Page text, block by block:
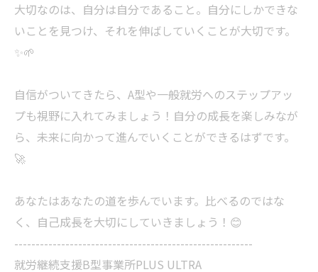
大切なのは、自分は自分であること。自分にしかできな
いことを見つけ、それを伸ばしていくことが大切です。
✨🌱
自信がついてきたら、A型や一般就労へのステップアッ
プも視野に入れてみましょう！自分の成長を楽しみなが
ら、未来に向かって進んでいくことができるはずです。
🚀
あなたはあなたの道を歩んでいます。比べるのではな
く、自己成長を大切にしていきましょう！😊
--------------------------------------------------------
就労継続支援B型事業所PLUS ULTRA